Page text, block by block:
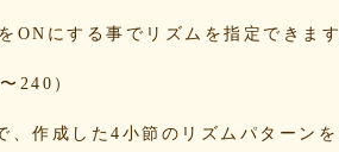
a558c898d9
b6a3ebae49
f7f3aaefdc
にする事でリズムを指定できます
240）
作成した4小節のリズムパターンを